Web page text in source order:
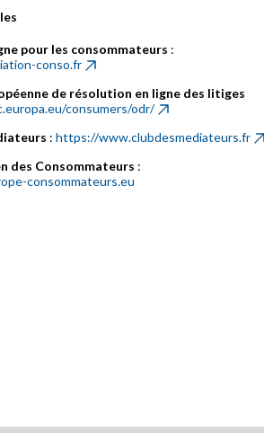
pour les consommateurs :
conso.fr
de résolution en ligne des litiges
consumers/odr/
: https://www.clubdesmediateurs.fr
des Consommateurs :
consommateurs.eu